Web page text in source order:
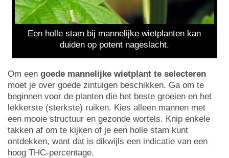
Een holle stam bij mannelijke wietplanten kan
duiden op potent nageslacht.
Om een goede mannelijke wietplant te selecteren
moet je over goede zintuigen beschikken. Ga om te
beginnen voor de planten die het beste groeien en het
lekkerste (sterkste) ruiken. Kies alleen mannen met
een mooie structuur en gezonde wortels. Knip enkele
takken af om te kijken of je een holle stam kunt
ontdekken, want dat is dikwijls een indicatie van een
hoog THC-percentage.